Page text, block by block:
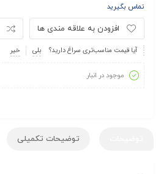
تماس بگیرید
افزودن به علاقه مندی ها
آیا قیمت مناسب‌تری سراغ دارید؟ بلی خیر
موجود در انبار
توضیحات تکمیلی